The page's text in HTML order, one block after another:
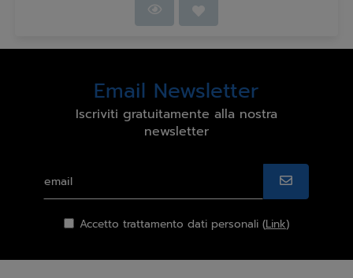
Email Newsletter
Iscriviti gratuitamente alla nostra
newsletter
Accetto trattamento dati personali (Link)